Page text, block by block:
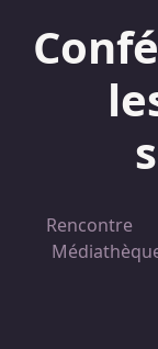
Rencontre